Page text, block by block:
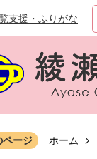
支援・ふりがな
ページ ホーム